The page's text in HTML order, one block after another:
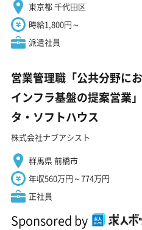
東京都 千代田区
時給1,800円～
派遣社員
営業管理職「公共分野に
インフラ基盤の提案営業
タ・ソフトハウス
株式会社ナブアシスト
群馬県 前橋市
年収560万円～774万円
正社員
Sponsored by